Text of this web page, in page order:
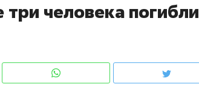
три человека